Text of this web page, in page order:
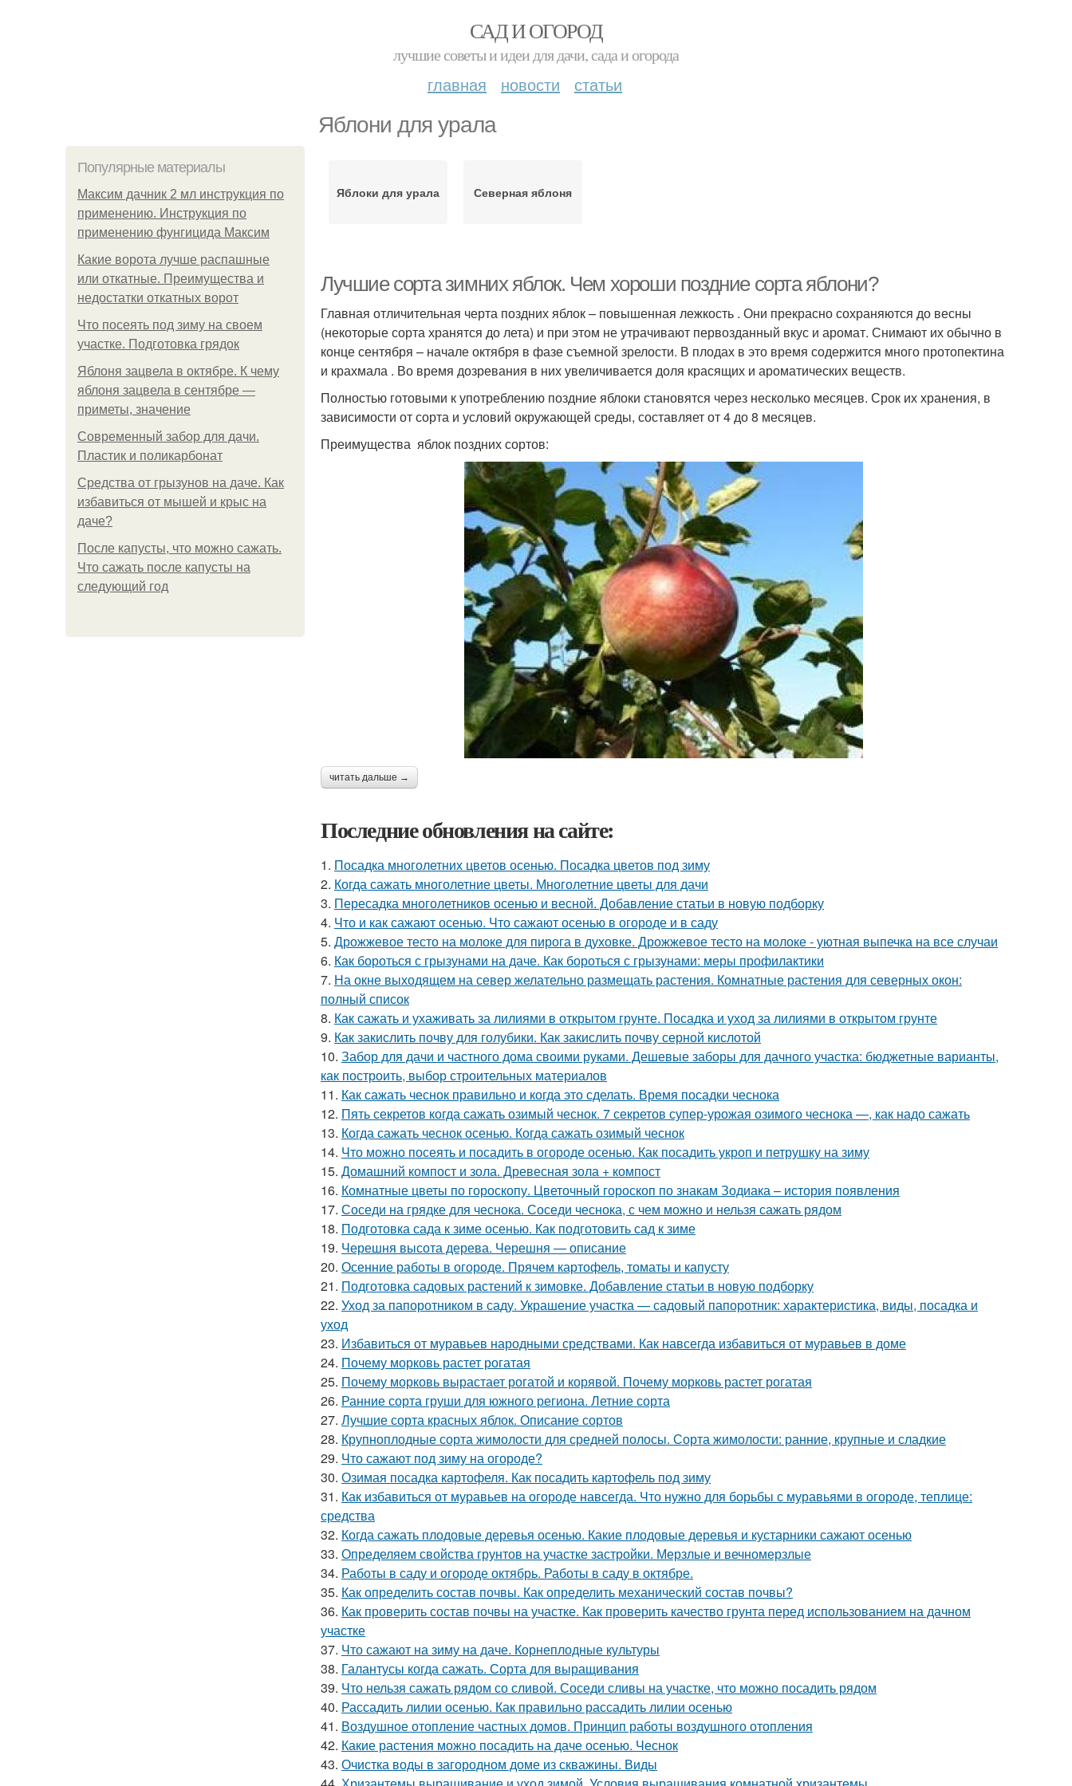
САД И ОГОРОД
лучшие советы и идеи для дачи, сада и огорода
главная новости статьи
Яблони для урала
Популярные материалы
Максим дачник 2 мл инструкция по
применению. Инструкция по
применению фунгицида Максим
Какие ворота лучше распашные
или откатные. Преимущества и
недостатки откатных ворот
Что посеять под зиму на своем
участке. Подготовка грядок
Яблоня зацвела в октябре. К чему
яблоня зацвела в сентябре —
приметы, значение
Современный забор для дачи.
Пластик и поликарбонат
Средства от грызунов на даче. Как
избавиться от мышей и крыс на
даче?
После капусты, что можно сажать.
Что сажать после капусты на
следующий год
Яблоки для урала Северная яблоня
Лучшие сорта зимних яблок. Чем хороши поздние сорта яблони?
Главная отличительная черта поздних яблок – повышенная лежкость . Они прекрасно сохраняются до весны
(некоторые сорта хранятся до лета) и при этом не утрачивают первозданный вкус и аромат. Снимают их обычно в
конце сентября – начале октября в фазе съемной зрелости. В плодах в это время содержится много протопектина
и крахмала . Во время дозревания в них увеличивается доля красящих и ароматических веществ.
Полностью готовыми к употреблению поздние яблоки становятся через несколько месяцев. Срок их хранения, в
зависимости от сорта и условий окружающей среды, составляет от 4 до 8 месяцев.
Преимущества яблок поздних сортов:
читать дальше →
Последние обновления на сайте:
1. Посадка многолетних цветов осенью. Посадка цветов под зиму
2. Когда сажать многолетние цветы. Многолетние цветы для дачи
3. Пересадка многолетников осенью и весной. Добавление статьи в новую подборку
4. Что и как сажают осенью. Что сажают осенью в огороде и в саду
5. Дрожжевое тесто на молоке для пирога в духовке. Дрожжевое тесто на молоке - уютная выпечка на все случаи
6. Как бороться с грызунами на даче. Как бороться с грызунами: меры профилактики
7. На окне выходящем на север желательно размещать растения. Комнатные растения для северных окон:
полный список
8. Как сажать и ухаживать за лилиями в открытом грунте. Посадка и уход за лилиями в открытом грунте
9. Как закислить почву для голубики. Как закислить почву серной кислотой
10. Забор для дачи и частного дома своими руками. Дешевые заборы для дачного участка: бюджетные варианты,
как построить, выбор строительных материалов
11. Как сажать чеснок правильно и когда это сделать. Время посадки чеснока
12. Пять секретов когда сажать озимый чеснок. 7 секретов супер-урожая озимого чеснока —, как надо сажать
13. Когда сажать чеснок осенью. Когда сажать озимый чеснок
14. Что можно посеять и посадить в огороде осенью. Как посадить укроп и петрушку на зиму
15. Домашний компост и зола. Древесная зола + компост
16. Комнатные цветы по гороскопу. Цветочный гороскоп по знакам Зодиака – история появления
17. Соседи на грядке для чеснока. Соседи чеснока, с чем можно и нельзя сажать рядом
18. Подготовка сада к зиме осенью. Как подготовить сад к зиме
19. Черешня высота дерева. Черешня — описание
20. Осенние работы в огороде. Прячем картофель, томаты и капусту
21. Подготовка садовых растений к зимовке. Добавление статьи в новую подборку
22. Уход за папоротником в саду. Украшение участка — садовый папоротник: характеристика, виды, посадка и
уход
23. Избавиться от муравьев народными средствами. Как навсегда избавиться от муравьев в доме
24. Почему морковь растет рогатая
25. Почему морковь вырастает рогатой и корявой. Почему морковь растет рогатая
26. Ранние сорта груши для южного региона. Летние сорта
27. Лучшие сорта красных яблок. Описание сортов
28. Крупноплодные сорта жимолости для средней полосы. Сорта жимолости: ранние, крупные и сладкие
29. Что сажают под зиму на огороде?
30. Озимая посадка картофеля. Как посадить картофель под зиму
31. Как избавиться от муравьев на огороде навсегда. Что нужно для борьбы с муравьями в огороде, теплице:
средства
32. Когда сажать плодовые деревья осенью. Какие плодовые деревья и кустарники сажают осенью
33. Определяем свойства грунтов на участке застройки. Мерзлые и вечномерзлые
34. Работы в саду и огороде октябрь. Работы в саду в октябре.
35. Как определить состав почвы. Как определить механический состав почвы?
36. Как проверить состав почвы на участке. Как проверить качество грунта перед использованием на дачном
участке
37. Что сажают на зиму на даче. Корнеплодные культуры
38. Галантусы когда сажать. Сорта для выращивания
39. Что нельзя сажать рядом со сливой. Соседи сливы на участке, что можно посадить рядом
40. Рассадить лилии осенью. Как правильно рассадить лилии осенью
41. Воздушное отопление частных домов. Принцип работы воздушного отопления
42. Какие растения можно посадить на даче осенью. Чеснок
43. Очистка воды в загородном доме из скважины. Виды